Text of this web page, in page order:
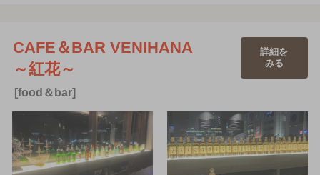
CAFE＆BAR VENIHANA
～紅花～
[food＆bar]
詳細を
みる